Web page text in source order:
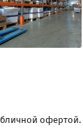
офертой.